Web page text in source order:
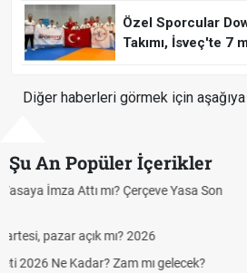
Özel Sporcular
Takımı, İsveç'te 7
Diğer haberleri görmek için aşağıya
Şu An Popüler İçerikler
Hafta Sonları Yıllık İzinden Sayılır
Aras Kargo Cumartesi-pazar açık